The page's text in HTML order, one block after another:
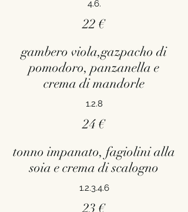
4.6.
22 €
gambero viola,gazpacho di
pomodoro, panzanella e
crema di mandorle
1.2.8
24 €
tonno impanato, fagiolini alla
soia e crema di scalogno
1.2.3.4.6
23 €